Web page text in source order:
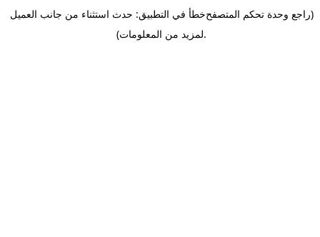
خطأ في التطبيق: حدث استثناء من جانب العميل(راجع وحدة تحكم المتصفح
لمزيد من المعلومات).